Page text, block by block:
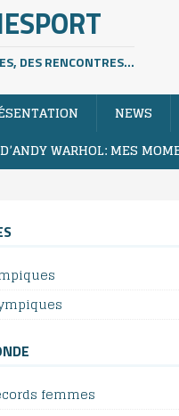
DES RENCONTRES...
NEWS
WARHOL: MES
femmes